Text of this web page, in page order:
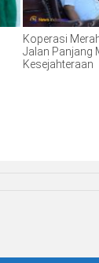
Koperasi
Jalan Panjang
Kesejahteraan